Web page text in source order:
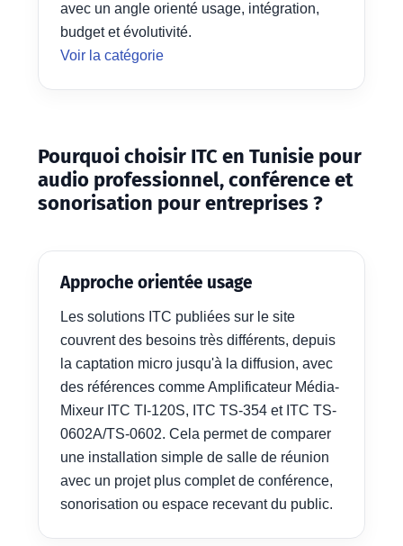
avec un angle orienté usage, intégration,
budget et évolutivité.
Voir la catégorie
Pourquoi choisir ITC en Tunisie pour
audio professionnel, conférence et
sonorisation pour entreprises ?
Approche orientée usage
Les solutions ITC publiées sur le site
couvrent des besoins très différents, depuis
la captation micro jusqu'à la diffusion, avec
des références comme Amplificateur Média-
Mixeur ITC TI-120S, ITC TS-354 et ITC TS-
0602A/TS-0602. Cela permet de comparer
une installation simple de salle de réunion
avec un projet plus complet de conférence,
sonorisation ou espace recevant du public.